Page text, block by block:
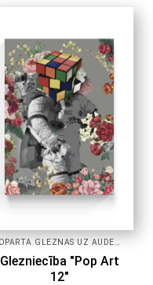
Glezniecība "Pop Art
12"